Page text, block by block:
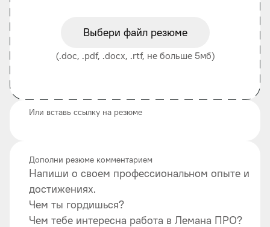
Выбери файл резюме
(.doc, .pdf, .docx, .rtf, не больше 5мб)
Или вставь ссылку на резюме
Напиши о своем профессиональном опыте и
достижениях.
Чем ты гордишься?
Чем тебе интересна работа в Лемана ПРО?
Дополни резюме комментарием